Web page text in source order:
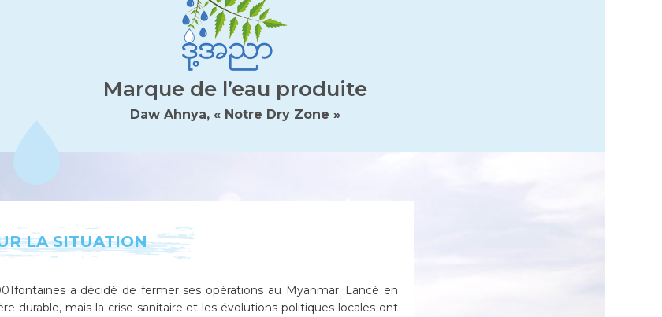
Marque de l’eau produite
Daw Ahnya, « Notre Dry Zone »
LA SITUATION
a décidé de fermer ses opérations au Myanmar. Lancé en
durable, mais la crise sanitaire et les évolutions politiques locales ont